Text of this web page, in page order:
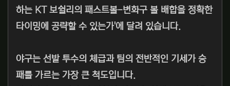
하는 KT 보쉴리의 패스트볼-변화구 볼 배합을 정확한
타이밍에 공략할 수 있는가'에 달려 있습니다.
야구는 선발 투수의 체급과 팀의 전반적인 기세가 승
패를 가르는 가장 큰 척도입니다.